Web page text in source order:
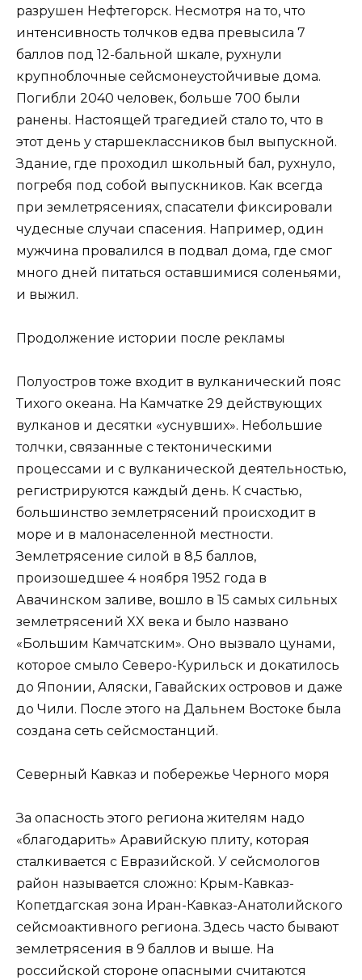
разрушен Нефтегорск. Несмотря на то, что
интенсивность толчков едва превысила 7
баллов под 12-бальной шкале, рухнули
крупноблочные сейсмонеустойчивые дома.
Погибли 2040 человек, больше 700 были
ранены. Настоящей трагедией стало то, что в
этот день у старшеклассников был выпускной.
Здание, где проходил школьный бал, рухнуло,
погребя под собой выпускников. Как всегда
при землетрясениях, спасатели фиксировали
чудесные случаи спасения. Например, один
мужчина провалился в подвал дома, где смог
много дней питаться оставшимися соленьями,
и выжил.
Продолжение истории после рекламы
Полуостров тоже входит в вулканический пояс
Тихого океана. На Камчатке 29 действующих
вулканов и десятки «уснувших». Небольшие
толчки, связанные с тектоническими
процессами и с вулканической деятельностью,
регистрируются каждый день. К счастью,
большинство землетрясений происходит в
море и в малонаселенной местности.
Землетрясение силой в 8,5 баллов,
произошедшее 4 ноября 1952 года в
Авачинском заливе, вошло в 15 самых сильных
землетрясений XX века и было названо
«Большим Камчатским». Оно вызвало цунами,
которое смыло Северо-Курильск и докатилось
до Японии, Аляски, Гавайских островов и даже
до Чили. После этого на Дальнем Востоке была
создана сеть сейсмостанций.
Северный Кавказ и побережье Черного моря
За опасность этого региона жителям надо
«благодарить» Аравийскую плиту, которая
сталкивается с Евразийской. У сейсмологов
район называется сложно: Крым-Кавказ-
Копетдагская зона Иран-Кавказ-Анатолийского
сейсмоактивного региона. Здесь часто бывают
землетрясения в 9 баллов и выше. На
российской стороне опасными считаются